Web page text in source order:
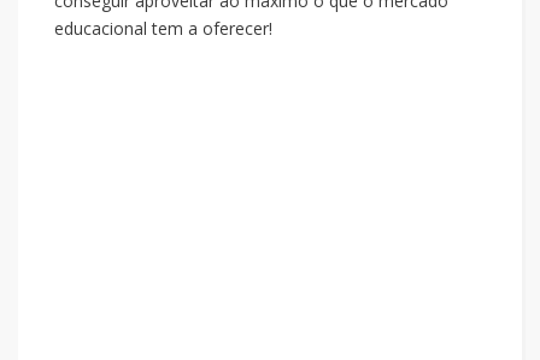
educacional tem a oferecer!